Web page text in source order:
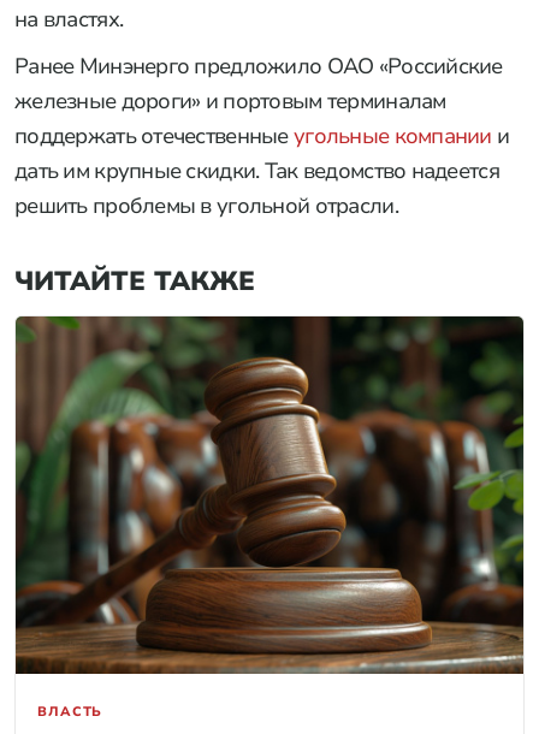
на властях.
Ранее Минэнерго предложило ОАО «Российские
железные дороги» и портовым терминалам
поддержать отечественныеугольные компании и
дать им крупные скидки. Так ведомство надеется
решить проблемы в угольной отрасли.
ЧИТАЙТЕ ТАКЖЕ
ВЛАСТЬ